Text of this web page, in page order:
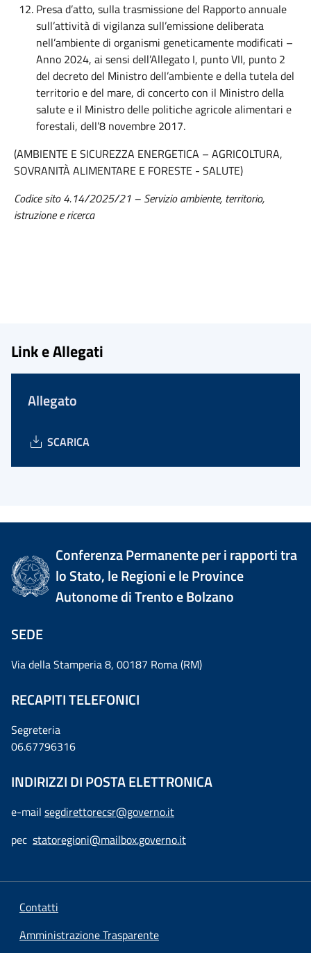
Presa d’atto, sulla trasmissione del Rapporto annuale
sull’attività di vigilanza sull’emissione deliberata
nell’ambiente di organismi geneticamente modificati –
Anno 2024, ai sensi dell’Allegato I, punto VII, punto 2
del decreto del Ministro dell’ambiente e della tutela del
territorio e del mare, di concerto con il Ministro della
salute e il Ministro delle politiche agricole alimentari e
forestali, dell’8 novembre 2017.
(AMBIENTE E SICUREZZA ENERGETICA – AGRICOLTURA,
SOVRANITÀ ALIMENTARE E FORESTE - SALUTE)
Codice sito 4.14/2025/21 – Servizio ambiente, territorio,
istruzione e ricerca
Link e Allegati
Allegato
SCARICA
Conferenza Permanente per i rapporti tra
lo Stato, le Regioni e le Province
Autonome di Trento e Bolzano
SEDE
Via della Stamperia 8, 00187 Roma (RM)
RECAPITI TELEFONICI
Segreteria
06.67796316
INDIRIZZI DI POSTA ELETTRONICA
e-mail segdirettorecsr@governo.it
pec statoregioni@mailbox.governo.it
Contatti
Amministrazione Trasparente